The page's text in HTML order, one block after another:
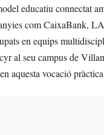
educatiu connectat
com CaixaBank,
en equips
al seu campus de
aquesta vocació